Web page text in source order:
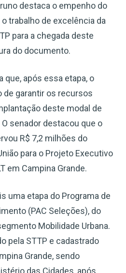
destaca o empenho do
trabalho de excelência da
para a chegada deste
do documento.
que, após essa etapa, o
de garantir os recursos
deste modal de
senador destacou que o
R$ 7,2 milhões do
para o Projeto Executivo
em Campina Grande.
uma etapa do Programa de
(PAC Seleções), do
Mobilidade Urbana.
pela STTP e cadastrado
Grande, sendo